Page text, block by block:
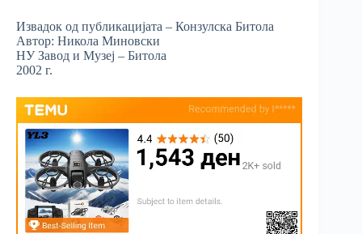
Извадок од публикацијата – Конзулска Битола
Автор: Никола Миновски
НУ Завод и Музеј – Битола
2002 г.